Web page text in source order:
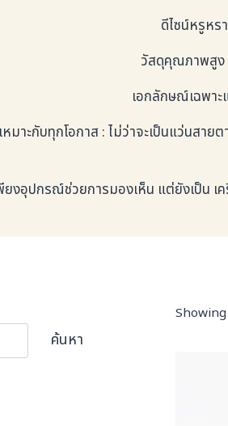
ดีไซน์หรูหร
วัสดุคุณภาพสูง
เอกลักษณ์เฉพา
เหมาะกับทุกโอกาส : ไม่ว่าจะเป็นแว่นสา
ยงอุปกรณ์ช่วยการมองเห็น แต่ยังเป็น
ค้นหา